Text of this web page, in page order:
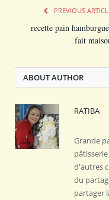
PREVIOUS
recette pain
fait
ABOUT AUTHOR
RATIBA
Grande
d'autres
du
partager